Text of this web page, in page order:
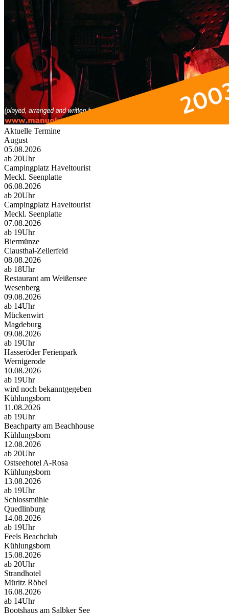
Aktuelle Termine
August
05.08.2026
ab 20Uhr
Campingplatz Haveltourist
Meckl. Seenplatte
06.08.2026
ab 20Uhr
Campingplatz Haveltourist
Meckl. Seenplatte
07.08.2026
ab 19Uhr
Biermünze
Clausthal-Zellerfeld
08.08.2026
ab 18Uhr
Restaurant am Weißensee
Wesenberg
09.08.2026
ab 14Uhr
Mückenwirt
Magdeburg
09.08.2026
ab 19Uhr
Hasseröder Ferienpark
Wernigerode
10.08.2026
ab 19Uhr
wird noch bekanntgegeben
Kühlungsborn
11.08.2026
ab 19Uhr
Beachparty am Beachhouse
Kühlungsborn
12.08.2026
ab 20Uhr
Ostseehotel A-Rosa
Kühlungsborn
13.08.2026
ab 19Uhr
Schlossmühle
Quedlinburg
14.08.2026
ab 19Uhr
Feels Beachclub
Kühlungsborn
15.08.2026
ab 20Uhr
Strandhotel
Müritz Röbel
16.08.2026
ab 14Uhr
Bootshaus am Salbker See